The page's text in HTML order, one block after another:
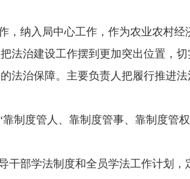
，纳入局中心工作，作为农业农村
法治建设工作摆到更加突出位置，
法治保障。主要负责人把履行推进
靠制度管人、靠制度管事、靠制度管
干部学法制度和全员学法工作计划